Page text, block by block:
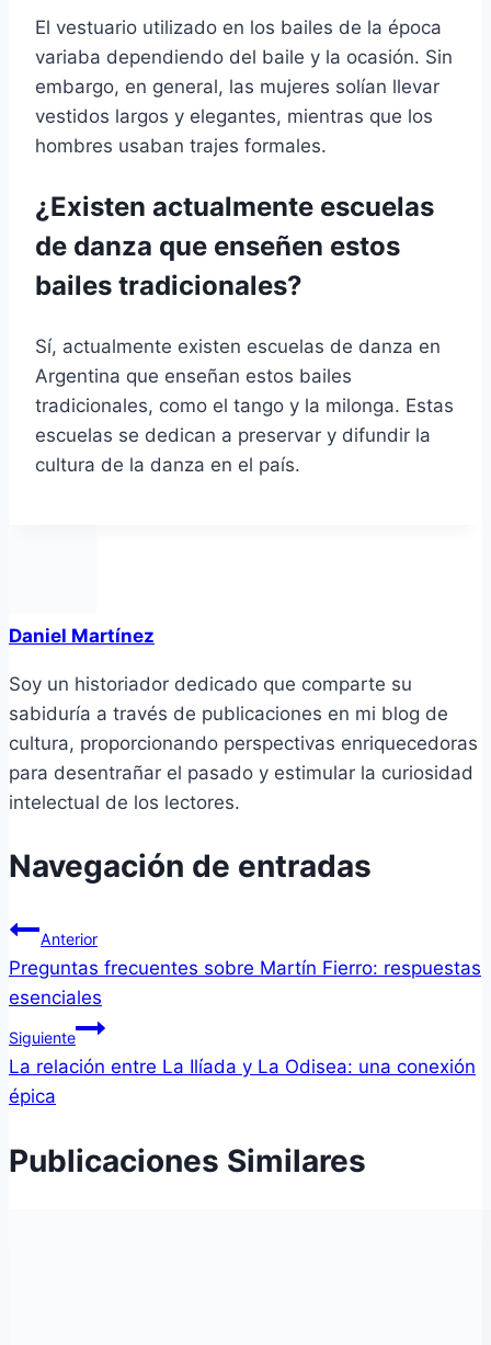
El vestuario utilizado en los bailes de la época
variaba dependiendo del baile y la ocasión. Sin
embargo, en general, las mujeres solían llevar
vestidos largos y elegantes, mientras que los
hombres usaban trajes formales.
¿Existen actualmente escuelas
de danza que enseñen estos
bailes tradicionales?
Sí, actualmente existen escuelas de danza en
Argentina que enseñan estos bailes
tradicionales, como el tango y la milonga. Estas
escuelas se dedican a preservar y difundir la
cultura de la danza en el país.
Daniel Martínez
Soy un historiador dedicado que comparte su
sabiduría a través de publicaciones en mi blog de
cultura, proporcionando perspectivas enriquecedoras
para desentrañar el pasado y estimular la curiosidad
intelectual de los lectores.
Navegación de entradas
Anterior
Preguntas frecuentes sobre Martín Fierro: respuestas
esenciales
Siguiente
La relación entre La Ilíada y La Odisea: una conexión
épica
Publicaciones Similares